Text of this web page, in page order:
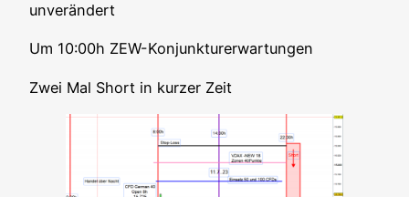
unverändert
Um 10:00h ZEW-Konjunkturerwartungen
Zwei Mal Short in kur­zer Zeit